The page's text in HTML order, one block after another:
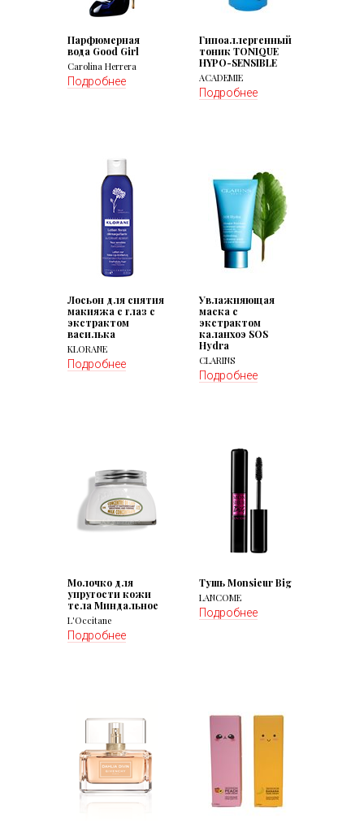
Парфюмерная
вода Good Girl
Carolina Herrera
Подробнее
Гипоаллергенный
тоник TONIQUE
HYPO-SENSIBLE
ACADEMIE
Подробнее
Лосьон для снятия
макияжа с глаз с
экстрактом
василька
KLORANE
Подробнее
Увлажняющая
маска с
экстрактом
каланхоэ SOS
Hydra
CLARINS
Подробнее
Молочко для
упругости кожи
тела Миндальное
L'Occitane
Подробнее
Тушь Monsieur Big
LANCOME
Подробнее